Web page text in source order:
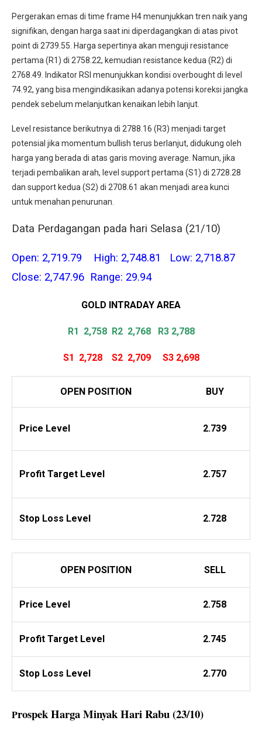
Pergerakan emas di time frame H4 menunjukkan tren naik yang
signifikan, dengan harga saat ini diperdagangkan di atas pivot
point di 2739.55. Harga sepertinya akan menguji resistance
pertama (R1) di 2758.22, kemudian resistance kedua (R2) di
2768.49. Indikator RSI menunjukkan kondisi overbought di level
74.92, yang bisa mengindikasikan adanya potensi koreksi jangka
pendek sebelum melanjutkan kenaikan lebih lanjut.
Level resistance berikutnya di 2788.16 (R3) menjadi target
potensial jika momentum bullish terus berlanjut, didukung oleh
harga yang berada di atas garis moving average. Namun, jika
terjadi pembalikan arah, level support pertama (S1) di 2728.28
dan support kedua (S2) di 2708.61 akan menjadi area kunci
untuk menahan penurunan.
Data Perdagangan pada hari Selasa (21/10)
Open: 2,719.79 High: 2,748.81 Low: 2,718.87
Close: 2,747.96 Range: 29.94
GOLD INTRADAY AREA
R1 2,758 R2 2,768 R3 2,788
S1 2,728S2 2,709 S3 2,698
OPEN POSITION BUY
Price Level 2.739
Profit Target Level 2.757
Stop Loss Level 2.728
OPEN POSITION SELL
Price Level 2.758
Profit Target Level 2.745
Stop Loss Level 2.770
Prospek Harga Minyak Hari Rabu (23/10)